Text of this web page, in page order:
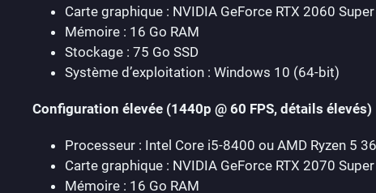
Carte graphique : NVIDIA GeForce RTX 2060
Mémoire : 16 Go RAM
Stockage : 75 Go SSD
Système d’exploitation : Windows 10 (64-bit)
Configuration élevée (1440p @ 60 FPS, détails élevés)
Processeur : Intel Core i5-8400 ou AMD Ryzen 5
Carte graphique : NVIDIA GeForce RTX 2070
Mémoire : 16 Go RAM